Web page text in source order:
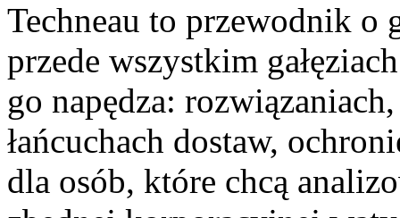
Techneau to przewodnik o
przede wszystkim
go napędza:
łańcuchach dostaw,
dla osób, które chcą